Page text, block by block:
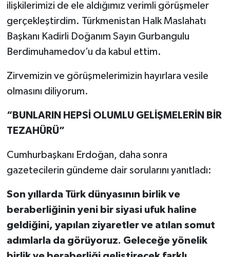
ilişkilerimizi de ele aldığımız verimli görüşmeler
gerçekleştirdim. Türkmenistan Halk Maslahatı
Başkanı Kadirli Doğanım Sayın Gurbangulu
Berdimuhamedov’u da kabul ettim.
Zirvemizin ve görüşmelerimizin hayırlara vesile
olmasını diliyorum.
“BUNLARIN HEPSİ OLUMLU GELİŞMELERİN BİR
TEZAHÜRÜ”
Cumhurbaşkanı Erdoğan, daha sonra
gazetecilerin gündeme dair sorularını yanıtladı:
Son yıllarda Türk dünyasının birlik ve
beraberliğinin yeni bir siyasi ufuk haline
geldiğini, yapılan ziyaretler ve atılan somut
adımlarla da görüyoruz. Geleceğe yönelik